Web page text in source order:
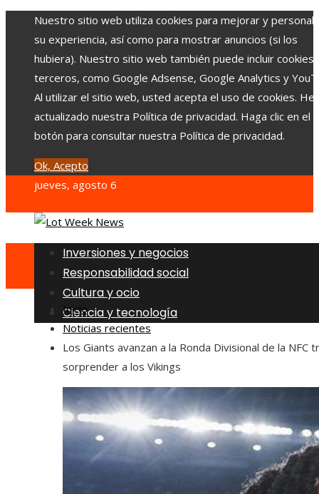
Nuestro sitio web utiliza cookies para mejorar y
su experiencia, así como para mostrar anuncios (si los
hubiera). Nuestro sitio web también puede incluir cookies
terceros, como Google Adsense, Google Analytics y
Al utilizar el sitio web, usted acepta el uso de cookies.
actualizado nuestra Política de privacidad. Haga clic en el
botón para consultar nuestra Política de privacidad.
Ok, Acepto
jueves, agosto 6
Inversiones y negocios
Responsabilidad social
Cultura y ocio
Ciencia y tecnología
Inicio
Noticias recientes
Los Giants avanzan a la Ronda Divisional de la NFC
sorprender a los Vikings